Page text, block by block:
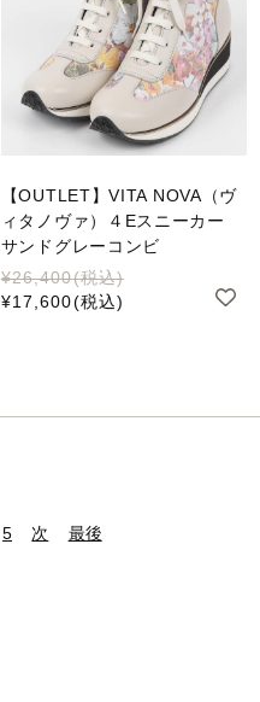
【OUTLET】VITA NOVA（ヴ
ィタノヴァ）４Eスニーカー
サンドグレーコンビ
¥26,400(税込)
¥17,600(税込)
5 次 最後